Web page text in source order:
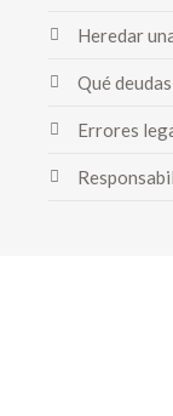
Heredar
Qué
Errores